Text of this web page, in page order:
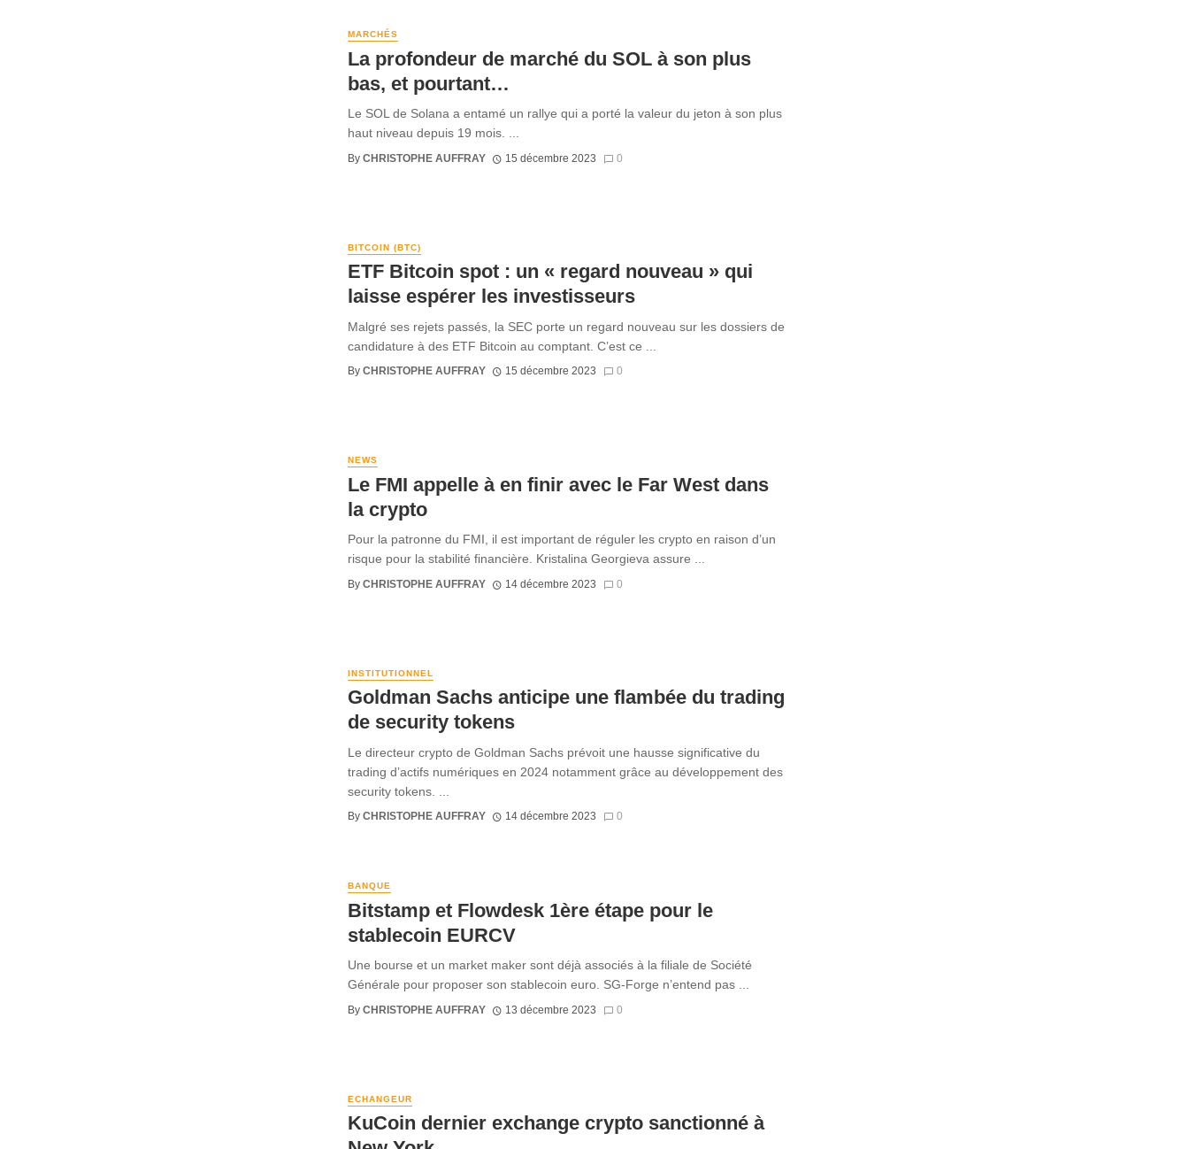
MARCHÉS
La profondeur de marché du SOL à son plus
bas, et pourtant…
Le SOL de Solana a entamé un rallye qui a porté la valeur du jeton à son plus
haut niveau depuis 19 mois. ...
By CHRISTOPHE AUFFRAY 15 décembre 2023 0
BITCOIN (BTC)
ETF Bitcoin spot : un « regard nouveau » qui
laisse espérer les investisseurs
Malgré ses rejets passés, la SEC porte un regard nouveau sur les dossiers de
candidature à des ETF Bitcoin au comptant. C’est ce ...
By CHRISTOPHE AUFFRAY 15 décembre 2023 0
NEWS
Le FMI appelle à en finir avec le Far West dans
la crypto
Pour la patronne du FMI, il est important de réguler les crypto en raison d’un
risque pour la stabilité financière. Kristalina Georgieva assure ...
By CHRISTOPHE AUFFRAY 14 décembre 2023 0
INSTITUTIONNEL
Goldman Sachs anticipe une flambée du trading
de security tokens
Le directeur crypto de Goldman Sachs prévoit une hausse significative du
trading d’actifs numériques en 2024 notamment grâce au développement des
security tokens. ...
By CHRISTOPHE AUFFRAY 14 décembre 2023 0
BANQUE
Bitstamp et Flowdesk 1ère étape pour le
stablecoin EURCV
Une bourse et un market maker sont déjà associés à la filiale de Société
Générale pour proposer son stablecoin euro. SG-Forge n’entend pas ...
By CHRISTOPHE AUFFRAY 13 décembre 2023 0
ECHANGEUR
KuCoin dernier exchange crypto sanctionné à